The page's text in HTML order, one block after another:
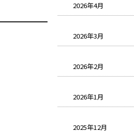
2026年4月
2026年3月
2026年2月
2026年1月
2025年12月